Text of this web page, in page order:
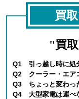
買
"買
Q1 引っ越し時に処
Q2 クーラー・エア
Q3 ちょっと変わっ
Q4 大型家電は運べ